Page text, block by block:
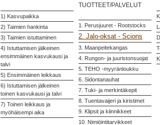
1) Kasvupaikka
2) Taimien hankinta
3) Taimien istuttaminen
4) Istuttamisen jälkeinen
ensimmäinen kasvukausi ja
talvi
5) Ensimmäinen leikkaus
6) Istuttamisen jälkeinen
toinen kasvukausi ja talvi
7) Toinen leikkaus ja
myöhäisempi aika
TUOTTEET/PALVELUT
1. Perusjuuret - Rootstocks
2. Jalo-oksat - Scions
3. Maanpeitekangas
4. Rungon- ja juuristonsuojat
5. TEHO -myyränloukku
6. Sidontanauhat
7. Tuki- ja merkintäkepit
8. Tuentavaijeri ja kiristimet
9. Klipsit ja kiinnikkeet
10. Nimiöintitarvikkeet